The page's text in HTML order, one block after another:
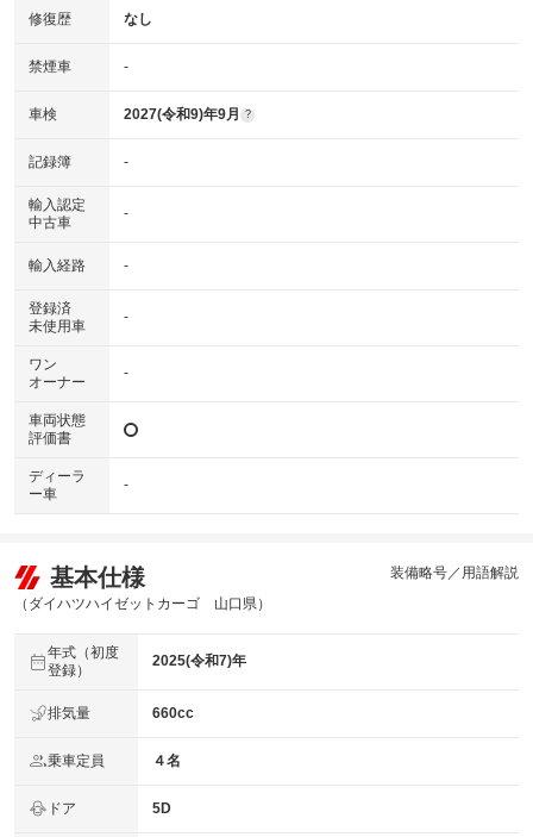
修復歴 なし
禁煙車 -
車検 2027(令和9)年9月 ?
記録簿 -
輸入認定
中古車
-
輸入経路 -
登録済
未使用車
-
ワン
オーナー
-
車両状態
評価書
ディーラ
ー車
-
基本仕様
（ダイハツハイゼットカーゴ 山口県）
装備略号／用語解説
年式（初度
登録）
2025(令和7)年
排気量 660cc
乗車定員 ４名
ドア 5D